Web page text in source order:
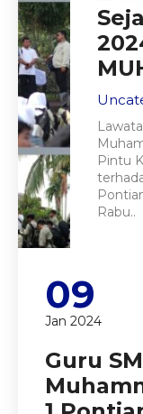
Pintu
Rabu..
09
Jan 2024
Guru